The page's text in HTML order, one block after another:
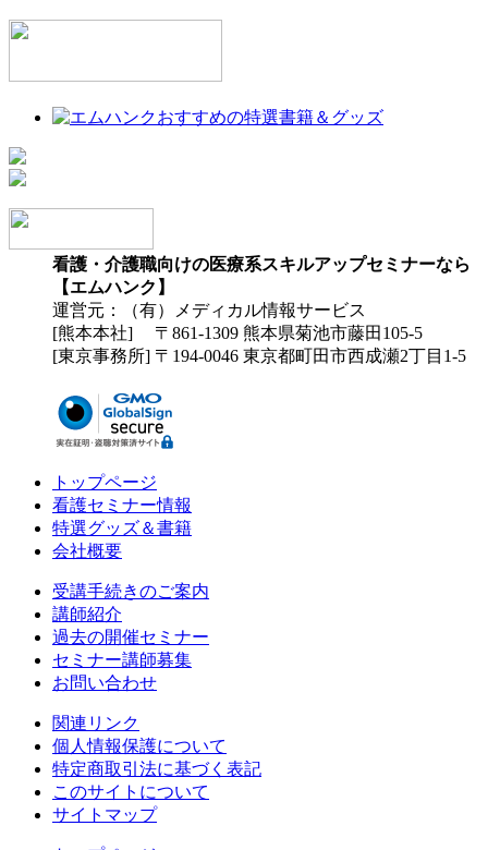
看護・介護職向けの医療系スキルアップセミナーなら
【エムハンク】
運営元：（有）メディカル情報サービス
[熊本本社] 〒861-1309 熊本県菊池市藤田105-5
[東京事務所] 〒194-0046 東京都町田市西成瀬2丁目1-5
トップページ
看護セミナー情報
特選グッズ＆書籍
会社概要
受講手続きのご案内
講師紹介
過去の開催セミナー
セミナー講師募集
お問い合わせ
関連リンク
個人情報保護について
特定商取引法に基づく表記
このサイトについて
サイトマップ